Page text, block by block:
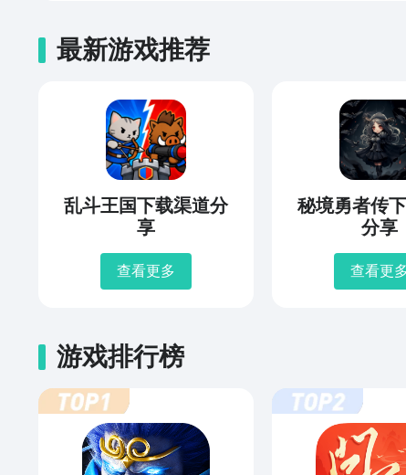
最新游戏推荐
乱斗王国下载渠道分
享
查看更多
秘境勇者传
分享
查看更
游戏排行榜